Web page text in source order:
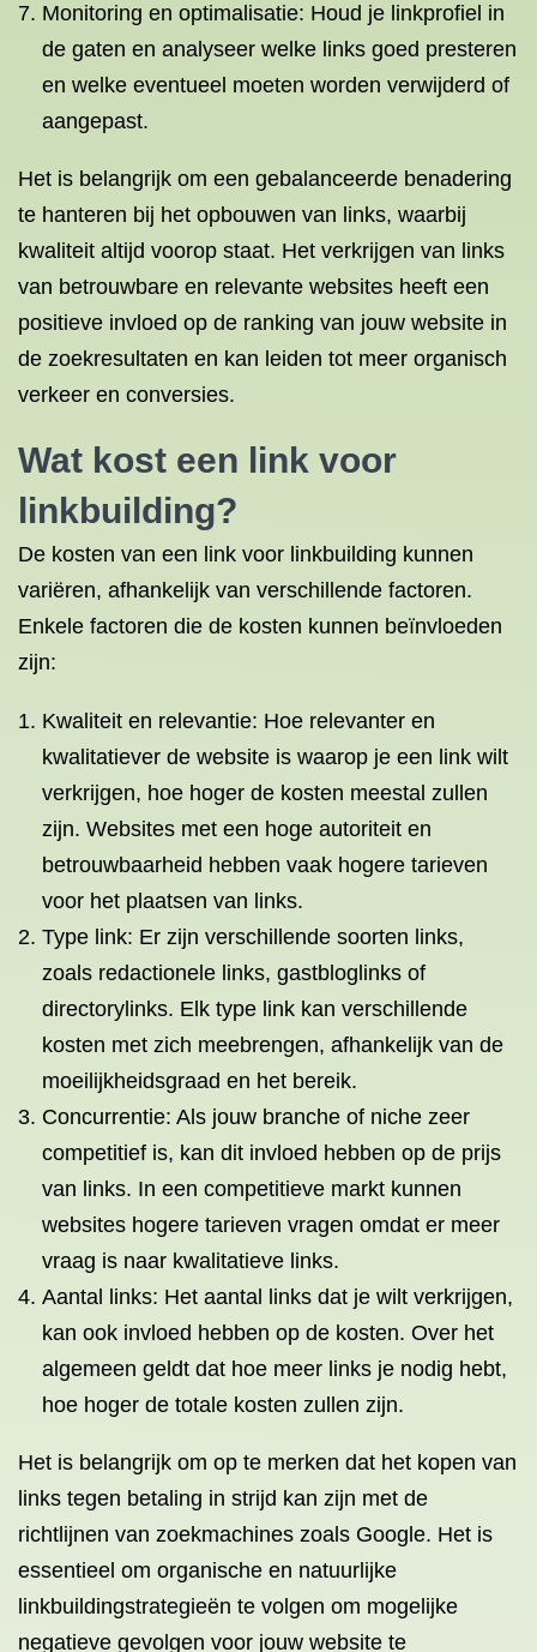
Monitoring en optimalisatie: Houd je linkprofiel in
de gaten en analyseer welke links goed presteren
en welke eventueel moeten worden verwijderd of
aangepast.
Het is belangrijk om een gebalanceerde benadering
te hanteren bij het opbouwen van links, waarbij
kwaliteit altijd voorop staat. Het verkrijgen van links
van betrouwbare en relevante websites heeft een
positieve invloed op de ranking van jouw website in
de zoekresultaten en kan leiden tot meer organisch
verkeer en conversies.
Wat kost een link voor
linkbuilding?
De kosten van een link voor linkbuilding kunnen
variëren, afhankelijk van verschillende factoren.
Enkele factoren die de kosten kunnen beïnvloeden
zijn:
Kwaliteit en relevantie: Hoe relevanter en
kwalitatiever de website is waarop je een link wilt
verkrijgen, hoe hoger de kosten meestal zullen
zijn. Websites met een hoge autoriteit en
betrouwbaarheid hebben vaak hogere tarieven
voor het plaatsen van links.
Type link: Er zijn verschillende soorten links,
zoals redactionele links, gastbloglinks of
directorylinks. Elk type link kan verschillende
kosten met zich meebrengen, afhankelijk van de
moeilijkheidsgraad en het bereik.
Concurrentie: Als jouw branche of niche zeer
competitief is, kan dit invloed hebben op de prijs
van links. In een competitieve markt kunnen
websites hogere tarieven vragen omdat er meer
vraag is naar kwalitatieve links.
Aantal links: Het aantal links dat je wilt verkrijgen,
kan ook invloed hebben op de kosten. Over het
algemeen geldt dat hoe meer links je nodig hebt,
hoe hoger de totale kosten zullen zijn.
Het is belangrijk om op te merken dat het kopen van
links tegen betaling in strijd kan zijn met de
richtlijnen van zoekmachines zoals Google. Het is
essentieel om organische en natuurlijke
linkbuildingstrategieën te volgen om mogelijke
negatieve gevolgen voor jouw website te